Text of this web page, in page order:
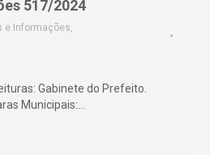
517/2024
e Informações,
Gabinete do Prefeito.
Municipais:…